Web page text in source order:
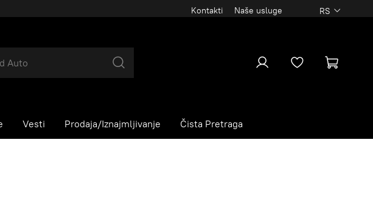
Kontakti Naše usluge RS
Vesti Prodaja/Iznajmljivanje Čista Pretraga